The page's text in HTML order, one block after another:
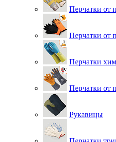
Перчатки от
Перчатки от
Перчатки
Перчатки от
Рукавицы